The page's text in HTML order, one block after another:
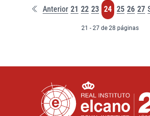
Primera
página
Anterior Página
21 Página
22 Página
23 Página
24 Página
25 Página
26 27
21 - 27 de 28 páginas